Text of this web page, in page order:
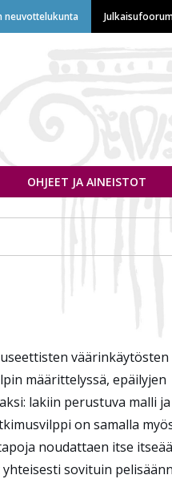
neuvottelukunta
OHJEET JA AINEISTOT
väärinkäytösten
määrittelyssä, epäilyjen
lakiin perustuva malli ja
on samalla
noudattaen itse
sovituin